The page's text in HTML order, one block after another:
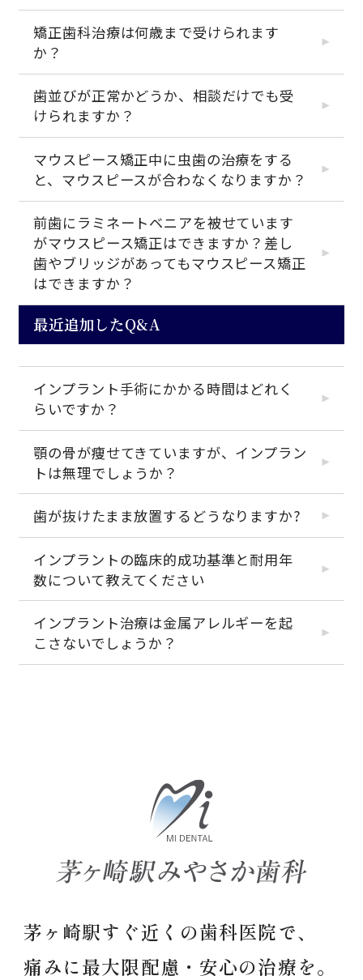
矯正歯科治療は何歳まで受けられます
か？
歯並びが正常かどうか、相談だけでも受
けられますか？
マウスピース矯正中に虫歯の治療をする
と、マウスピースが合わなくなりますか？
前歯にラミネートベニアを被せています
がマウスピース矯正はできますか？差し
歯やブリッジがあってもマウスピース矯正
はできますか？
最近追加したQ&A
インプラント手術にかかる時間はどれく
らいですか？
顎の骨が痩せてきていますが、インプラン
トは無理でしょうか？
歯が抜けたまま放置するどうなりますか?
インプラントの臨床的成功基準と耐用年
数について教えてください
インプラント治療は金属アレルギーを起
こさないでしょうか？
茅ヶ崎駅すぐ近くの歯科医院で、
痛みに最大限配慮・安心の治療を。